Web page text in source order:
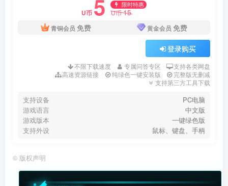
U币 5 限时特惠
U币15
青铜会员 免费 黄金会员 免费
登录购买
不限下载速度 专属问答专区
支持各类网盘
高速资源链接
纯绿色一键安装版
完整版无删减
支持第三方工具下载
支持设备
PC电脑
游戏语言
中文版
游戏版本
一键绿色版
支持外设
鼠标、键盘、手柄
© 版权声明